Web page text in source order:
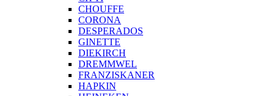
CHOUFFE
CORONA
DESPERADOS
GINETTE
DIEKIRCH
DREMMWEL
FRANZISKANER
HAPKIN